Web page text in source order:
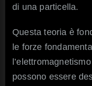
di una particella.
Questa teoria è
le forze
possono essere